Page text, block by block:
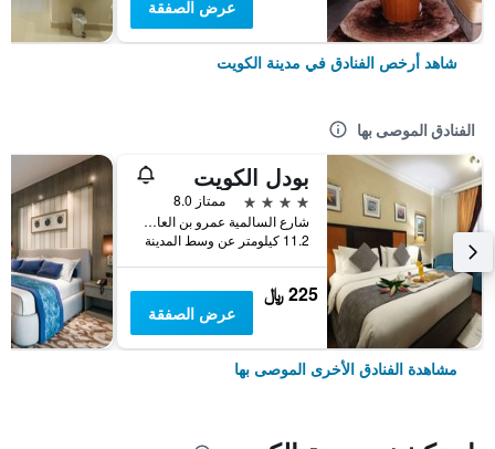
عرض الصفقة
شاهد أرخص الفنادق في مدينة الكويت
الفنادق الموصى بها
بودل الكويت
4 نجوم
ممتاز 8.0
شارع السالمية عمرو بن العاص, مدينة الكويت, الكويت
11.2 كيلومتر عن وسط المدينة
225 ﷼
عرض الصفقة
مشاهدة الفنادق الأخرى الموصى بها